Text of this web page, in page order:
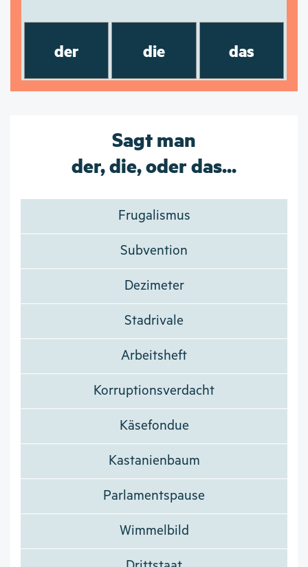
der die das
Sagt man
der, die, oder das...
Frugalismus
Subvention
Dezimeter
Stadrivale
Arbeitsheft
Korruptionsverdacht
Käsefondue
Kastanienbaum
Parlamentspause
Wimmelbild